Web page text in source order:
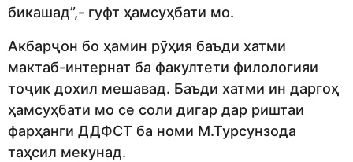
бикашад”,- гуфт ҳамсуҳбати мо.
Акбарҷон бо ҳамин рӯҳия баъди хатми
мактаб-интернат ба факултети филологияи
тоҷик дохил мешавад. Баъди хатми ин даргоҳ
ҳамсуҳбати мо се соли дигар дар риштаи
фарҳанги ДДФСТ ба номи М.Турсунзода
таҳсил мекунад.